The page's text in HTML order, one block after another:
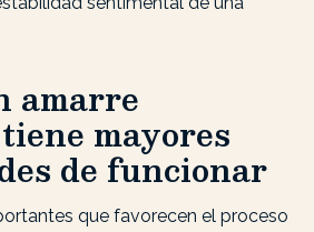
amarre
mayores
de funcionar
que favorecen el proceso